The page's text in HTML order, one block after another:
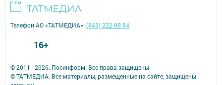
© 2011 - 2026. Посинформ. Все права защищены.
© ТАТМЕДИА. Все материалы, размещенные на сайте, защищены
Телефон АО «ТАТМЕДИА»:(843) 222 09 84
16+